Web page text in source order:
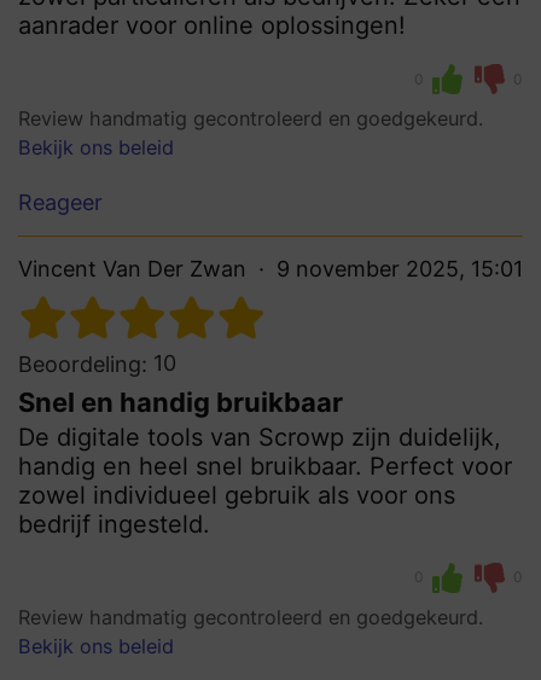
aanrader voor online oplossingen!
0 0
Review handmatig gecontroleerd en goedgekeurd.
Bekijk ons beleid
Reageer
Vincent Van Der Zwan 9 november 2025, 15:01
Beoordeling: 10
Snel en handig bruikbaar
De digitale tools van Scrowp zijn duidelijk,
handig en heel snel bruikbaar. Perfect voor
zowel individueel gebruik als voor ons
bedrijf ingesteld.
0 0
Review handmatig gecontroleerd en goedgekeurd.
Bekijk ons beleid